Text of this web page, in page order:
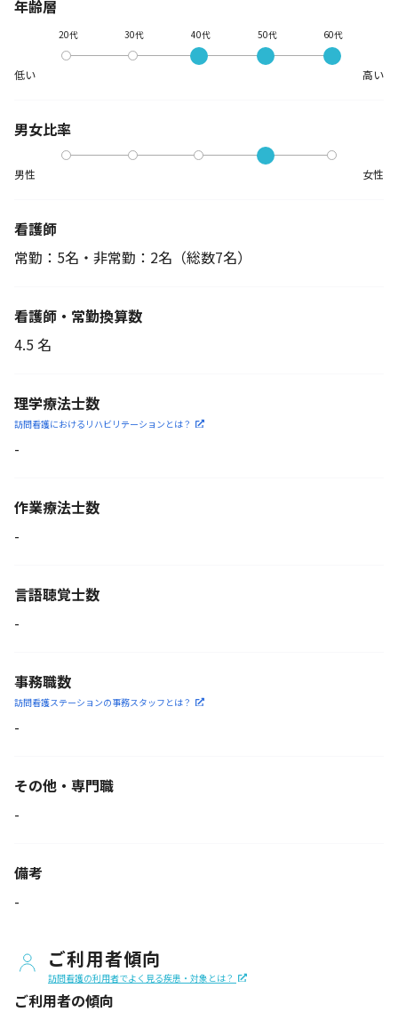
年齢層
低い
20代 30代 40代 50代 60代
高い
男女比率
男性 女性
看護師
常勤：5名・非常勤：2名 （総数7名）
看護師・常勤換算数
4.5 名
理学療法士数
訪問看護におけるリハビリ テーションとは？
-
作業療法士数
-
言語聴覚士数
-
事務職数
訪問看護ステーションの事務スタッフとは？
-
その他・専門職
-
備考
-
ご利用者傾向
訪問看護の利用者でよく見る疾患・対象とは？
ご利用者の傾向